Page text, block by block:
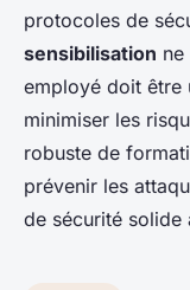
protocoles de
sensibilisation
employé doit être
minimiser les
robuste de
prévenir les
de sécurité solide